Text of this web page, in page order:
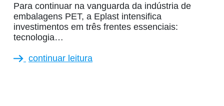
Para continuar na vanguarda da indústria de
embalagens PET, a Eplast intensifica
investimentos em três frentes essenciais:
tecnologia…
continuar leitura